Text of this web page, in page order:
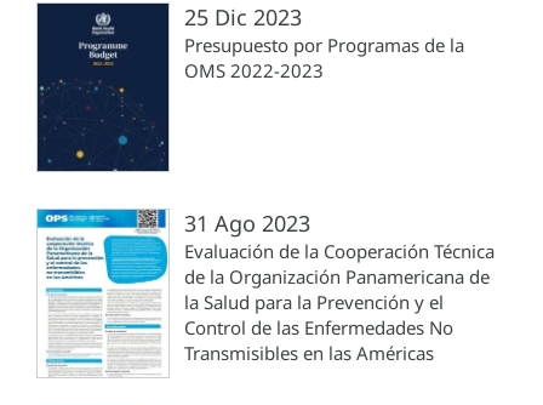
25 Dic 2023
Presupuesto por Programas de la
OMS 2022-2023
31 Ago 2023
Evaluación de la Cooperación Técnica
de la Organización Panamericana de
la Salud para la Prevención y el
Control de las Enfermedades No
Transmisibles en las Américas